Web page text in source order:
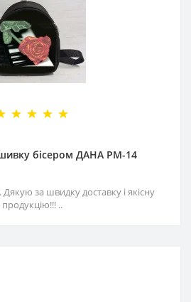
бісером ДАНА РМ-14
за швидку доставку і якісну
продукцію!!! ..